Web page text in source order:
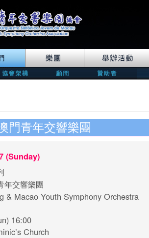
門青年交響樂團
(Sunday)
年交響樂團
& Macao Youth Symphony Orchestra
16:00
Church